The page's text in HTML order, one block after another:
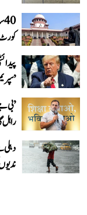
’سپریم
’بی
دہلی